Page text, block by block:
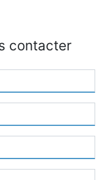
contacter